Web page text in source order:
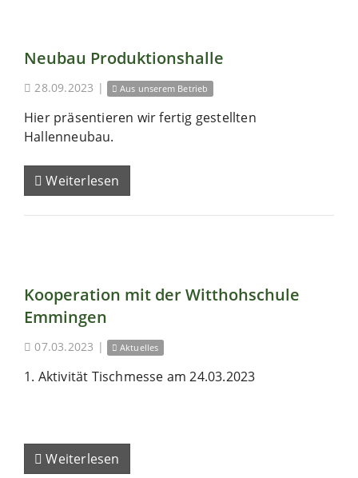
Neubau Produktionshalle
28.09.2023 | Aus unserem Betrieb
Hier präsentieren wir fertig gestellten
Hallenneubau.
Weiterlesen
Kooperation mit der Witthohschule
Emmingen
07.03.2023 | Aktuelles
1. Aktivität Tischmesse am 24.03.2023
Weiterlesen